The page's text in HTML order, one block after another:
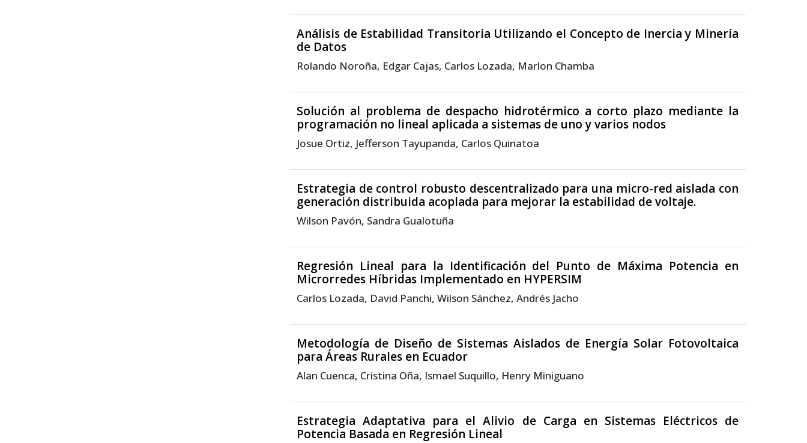
Análisis de Estabilidad Transitoria Utilizando el Concepto de Inercia y Minería
de Datos
Rolando Noroña, Edgar Cajas, Carlos Lozada, Marlon Chamba
Solución al problema de despacho hidrotérmico a corto plazo mediante la
programación no lineal aplicada a sistemas de uno y varios nodos
Josue Ortiz, Jefferson Tayupanda, Carlos Quinatoa
Estrategia de control robusto descentralizado para una micro-red aislada con
generación distribuida acoplada para mejorar la estabilidad de voltaje.
Wilson Pavón, Sandra Gualotuña
Regresión Lineal para la Identificación del Punto de Máxima Potencia en
Microrredes Híbridas Implementado en HYPERSIM
Carlos Lozada, David Panchi, Wilson Sánchez, Andrés Jacho
Metodología de Diseño de Sistemas Aislados de Energía Solar Fotovoltaica
para Áreas Rurales en Ecuador
Alan Cuenca, Cristina Oña, Ismael Suquillo, Henry Miniguano
Estrategia Adaptativa para el Alivio de Carga en Sistemas Eléctricos de
Potencia Basada en Regresión Lineal